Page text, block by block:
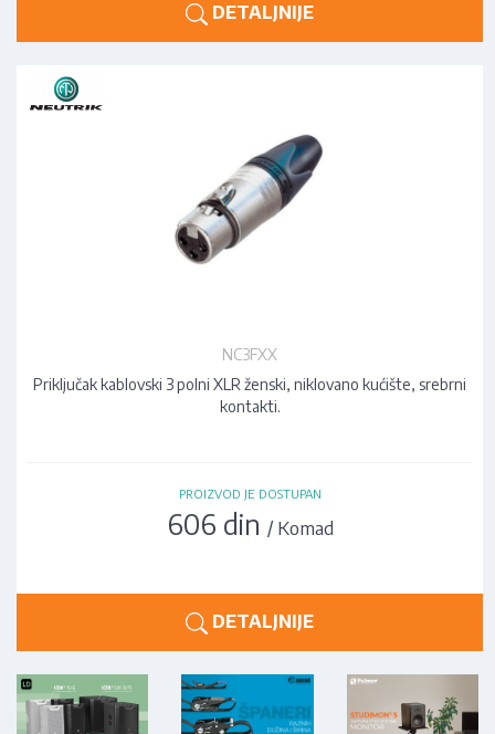
DETALJNIJE
NC3FXX
Priključak kablovski 3 polni XLR ženski, niklovano kućište, srebrni
kontakti.
PROIZVOD JE DOSTUPAN
606 din / Komad
DETALJNIJE